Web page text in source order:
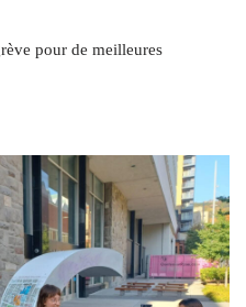
pour de meilleures